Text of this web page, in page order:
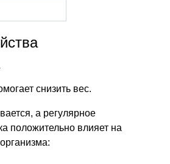
снизить вес.
а регулярное
положительно влияет на